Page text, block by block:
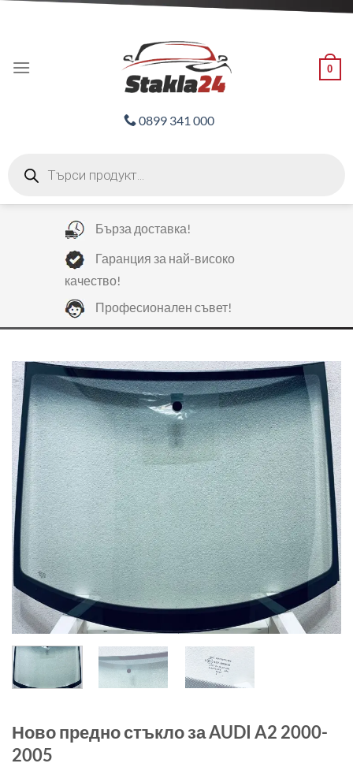
0
0899 341 000
search
Бърза доставка!
Гаранция за най-високо
качество!
Професионален съвет!
Ново предно стъкло за AUDI A2 2000-
2005